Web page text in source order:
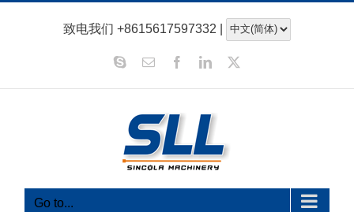
致电我们 +8615617597332 |
Skype电
邮
Facebook
领
Go to...